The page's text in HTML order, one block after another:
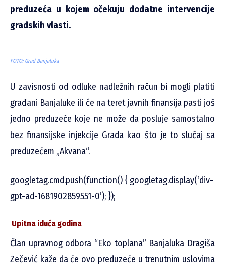
preduzeća u kojem očekuju dodatne intervencije
gradskih vlasti.
FOTO: Grad Banjaluka
U zavisnosti od odluke nadležnih račun bi mogli platiti
građani Banjaluke ili će na teret javnih finansija pasti još
jedno preduzeće koje ne može da posluje samostalno
bez finansijske injekcije Grada kao što je to slučaj sa
preduzećem „Akvana“.
googletag.cmd.push(function() { googletag.display(‘div-
gpt-ad-1681902859551-0’); });
Upitna iduća godina
Član upravnog odbora “Eko toplana” Banjaluka Dragiša
Zečević kaže da će ovo preduzeće u trenutnim uslovima